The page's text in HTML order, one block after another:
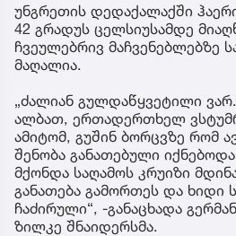
უნგრეთის დედაქალაქში
42 გრადუს ცელსიუსამდე
ჩვეულებრივ მაჩვენებლებზე
მაღალია.
„ძალიან გულდაწყვეტილი
ალბათ, ერთადერთხელ
ამიტომ, გუშინ ბორცვზე რომ
შენობა განათებული
მქონდა საღამოს კრუიზი
განათება გამორთეს და ხიდი
ჩაძირული“, -განაცხადა
ზილკე შნაიდერსმა.